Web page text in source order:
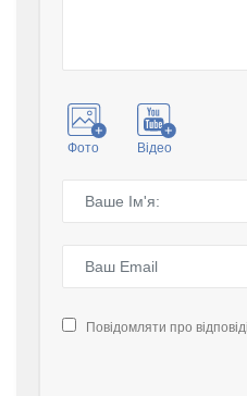
Фото Відео
Повідомляти про